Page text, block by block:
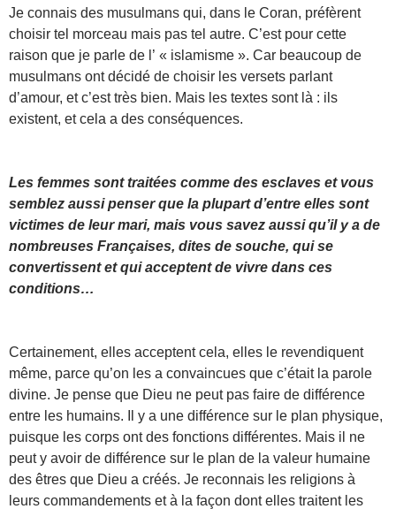
Je connais des musulmans qui, dans le Coran, préfèrent
choisir tel morceau mais pas tel autre. C’est pour cette
raison que je parle de l’ « islamisme ». Car beaucoup de
musulmans ont décidé de choisir les versets parlant
d’amour, et c’est très bien. Mais les textes sont là : ils
existent, et cela a des conséquences.
Les femmes sont traitées comme des esclaves et vous
semblez aussi penser que la plupart d’entre elles sont
victimes de leur mari, mais vous savez aussi qu’il y a de
nombreuses Françaises, dites de souche, qui se
convertissent et qui acceptent de vivre dans ces
conditions…
Certainement, elles acceptent cela, elles le revendiquent
même, parce qu’on les a convaincues que c’était la parole
divine. Je pense que Dieu ne peut pas faire de différence
entre les humains. Il y a une différence sur le plan physique,
puisque les corps ont des fonctions différentes. Mais il ne
peut y avoir de différence sur le plan de la valeur humaine
des êtres que Dieu a créés. Je reconnais les religions à
leurs commandements et à la façon dont elles traitent les